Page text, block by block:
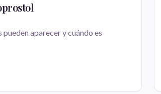
aparecer y cuándo es